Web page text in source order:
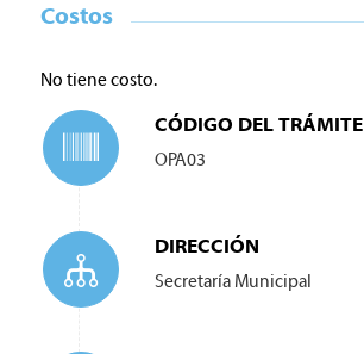
Costos
No tiene costo.
CÓDIGO DEL TRÁMITE
OPA03
DIRECCIÓN
Secretaría Municipal